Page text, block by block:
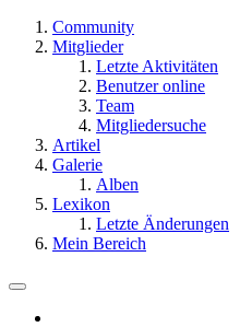
Community
Mitglieder
Letzte Aktivitäten
Benutzer online
Team
Mitgliedersuche
Artikel
Galerie
Alben
Lexikon
Letzte Änderungen
Mein Bereich